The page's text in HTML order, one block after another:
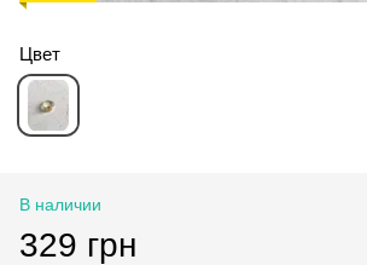
Цвет
В наличии
329 грн